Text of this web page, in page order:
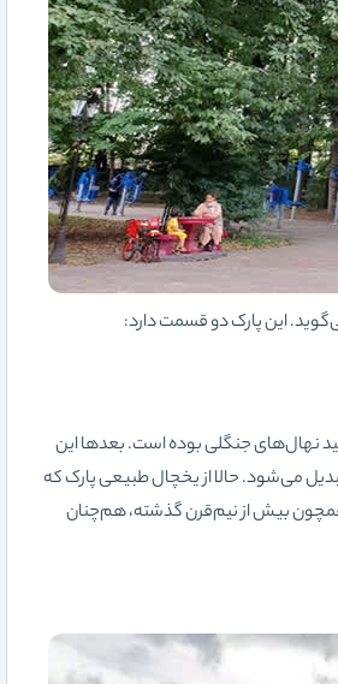
این پارک دو قسمت دارد:
نهال‌های جنگلی بوده‌ است. بعدها این
می‌شود. حالا از یخچال طبیعی پارک که
همچون بیش از نیم‌قرن گذشته، هم‌چنان